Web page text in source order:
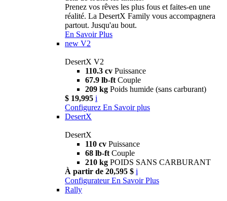
Prenez vos rêves les plus fous et faites-en une
réalité. La DesertX Family vous accompagnera
partout. Jusqu'au bout.
En Savoir Plus
new V2
DesertX V2
110.3 cv Puissance
67.9 lb-ft Couple
209 kg Poids humide (sans carburant)
$ 19,995 i
Configurez En Savoir plus
DesertX
DesertX
110 cv Puissance
68 lb-ft Couple
210 kg POIDS SANS CARBURANT
À partir de 20,595 $ i
Configurateur En Savoir Plus
Rally